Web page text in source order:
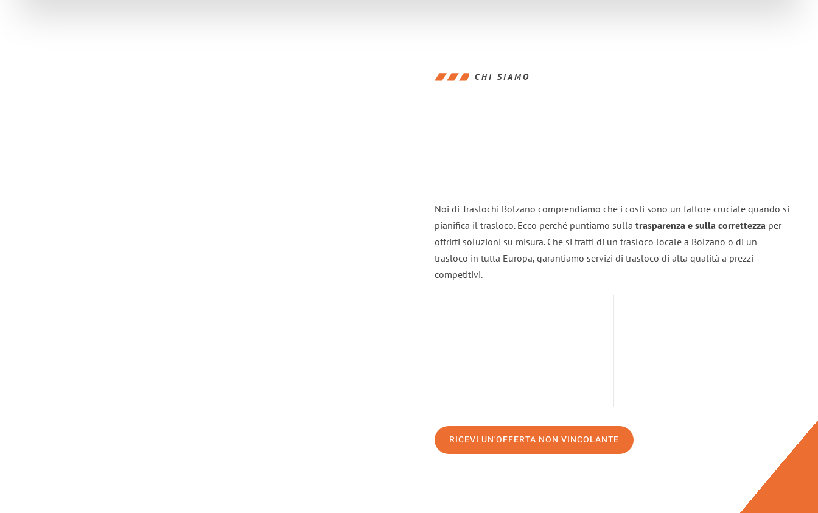
CHI SIAMO
Noi di Traslochi Bolzano comprendiamo che i costi sono un fattore cruciale quando si
pianifica il trasloco. Ecco perché puntiamo sulla trasparenza e sulla correttezza per
offrirti soluzioni su misura. Che si tratti di un trasloco locale a Bolzano o di un
trasloco in tutta Europa, garantiamo servizi di trasloco di alta qualità a prezzi
competitivi.
RICEVI UN'OFFERTA NON VINCOLANTE